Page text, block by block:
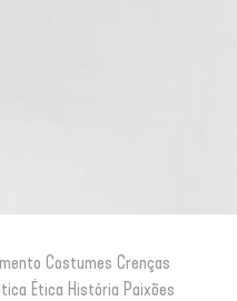
Costumes Crenças
Ética História Paixões